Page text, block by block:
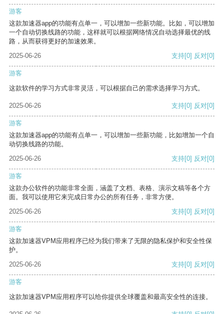
游客
这款加速器app的功能有点单一，可以增加一些新功能。比如，可以增加
一个自动切换线路的功能，这样就可以根据网络情况自动选择最优的线
路，从而获得更好的加速效果。
2025-06-26
支持[0] 反对[0]
游客
这款软件的学习方式非常灵活，可以根据自己的需求选择学习方式。
2025-06-26 支持[0] 反对[0]
游客
这款加速器app的功能有点单一，可以增加一些新功能，比如增加一个自
动切换线路的功能。
2025-06-26
支持[0] 反对[0]
游客
这款办公软件的功能非常全面，涵盖了文档、表格、演示文稿等各个方
面。我可以使用它来完成日常办公的所有任务，非常方便。
2025-06-26
支持[0] 反对[0]
游客
这款加速器VPM应用程序已经为我们带来了无限的隐私保护和安全性保
护。
2025-06-26
支持[0] 反对[0]
游客
这款加速器VPM应用程序可以给你提供全球覆盖和最高安全性的连接。